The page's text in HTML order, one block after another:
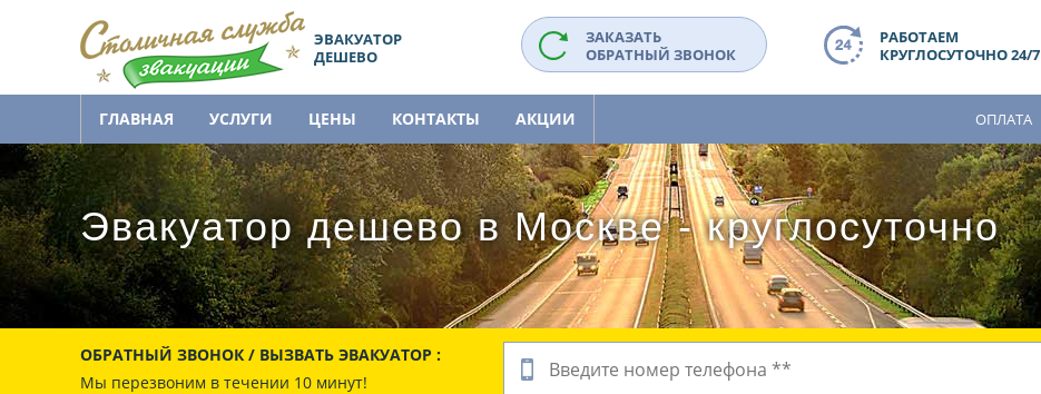
ЭВАКУАТОР
ДЕШЕВО
ЗАКАЗАТЬ
ОБРАТНЫЙ ЗВОНОК
РАБОТАЕМ
КРУГЛОСУТОЧНО 24/7
ГЛАВНАЯ УСЛУГИ ЦЕНЫ КОНТАКТЫ АКЦИИ ОПЛАТА
Эвакуатор дешево в Москве - круглосуточно
ОБРАТНЫЙ ЗВОНОК / ВЫЗВАТЬ ЭВАКУАТОР :
Мы перезвоним в течении 10 минут!